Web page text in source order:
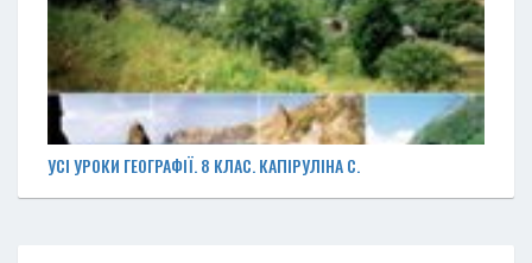
УСІ УРОКИ ГЕОГРАФІЇ. 8 КЛАС. КАПІРУЛІНА С.